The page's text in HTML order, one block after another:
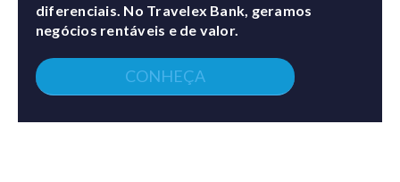
diferenciais. No Travelex Bank, geramos
negócios rentáveis e de valor.
CONHEÇA